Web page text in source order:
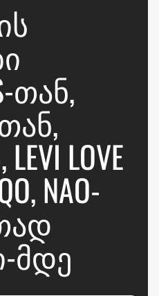
ᲗᲐᲜ,
LOVE
NAO-
ᲛᲓᲔ